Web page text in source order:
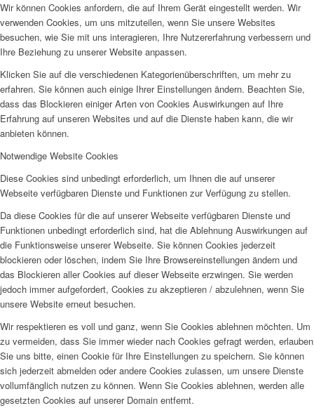
Wir können Cookies anfordern, die auf Ihrem Gerät eingestellt werden. Wir
verwenden Cookies, um uns mitzuteilen, wenn Sie unsere Websites
besuchen, wie Sie mit uns interagieren, Ihre Nutzererfahrung verbessern und
Ihre Beziehung zu unserer Website anpassen.
Klicken Sie auf die verschiedenen Kategorienüberschriften, um mehr zu
erfahren. Sie können auch einige Ihrer Einstellungen ändern. Beachten Sie,
dass das Blockieren einiger Arten von Cookies Auswirkungen auf Ihre
Erfahrung auf unseren Websites und auf die Dienste haben kann, die wir
anbieten können.
Notwendige Website Cookies
Diese Cookies sind unbedingt erforderlich, um Ihnen die auf unserer
Webseite verfügbaren Dienste und Funktionen zur Verfügung zu stellen.
Da diese Cookies für die auf unserer Webseite verfügbaren Dienste und
Funktionen unbedingt erforderlich sind, hat die Ablehnung Auswirkungen auf
die Funktionsweise unserer Webseite. Sie können Cookies jederzeit
blockieren oder löschen, indem Sie Ihre Browsereinstellungen ändern und
das Blockieren aller Cookies auf dieser Webseite erzwingen. Sie werden
jedoch immer aufgefordert, Cookies zu akzeptieren / abzulehnen, wenn Sie
unsere Website erneut besuchen.
Wir respektieren es voll und ganz, wenn Sie Cookies ablehnen möchten. Um
zu vermeiden, dass Sie immer wieder nach Cookies gefragt werden, erlauben
Sie uns bitte, einen Cookie für Ihre Einstellungen zu speichern. Sie können
sich jederzeit abmelden oder andere Cookies zulassen, um unsere Dienste
vollumfänglich nutzen zu können. Wenn Sie Cookies ablehnen, werden alle
gesetzten Cookies auf unserer Domain entfernt.